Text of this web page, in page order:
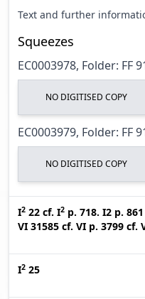
Text and further
Squeezes
EC0003978, Folder: FF
NO DIGITISED COPY
EC0003979, Folder: FF
NO DIGITISED COPY
I2 22 cf. I2 p. 718. I2 p. 861
VI 31585 cf. VI p. 3799 cf.
I2 25